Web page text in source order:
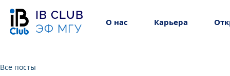
IB CLUB
ЭФ МГУ
О нас Карьера
Все посты